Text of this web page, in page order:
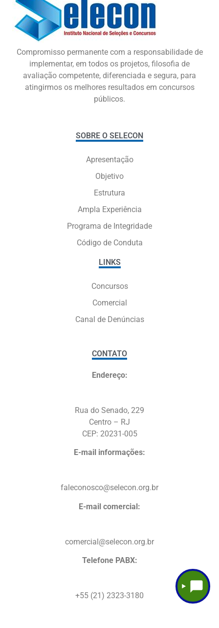
Compromisso permanente com a responsabilidade de
implementar, em todos os projetos, filosofia de
avaliação competente, diferenciada e segura, para
atingirmos os melhores resultados em concursos
públicos.
SOBRE O SELECON
Apresentação
Objetivo
Estrutura
Ampla Experiência
Programa de Integridade
Código de Conduta
LINKS
Concursos
Comercial
Canal de Denúncias
CONTATO
Endereço:
Rua do Senado, 229
Centro – RJ
CEP: 20231-005
E-mail informações:
faleconosco@selecon.org.br
E-mail comercial:
comercial@selecon.org.br
Telefone PABX:
+55 (21) 2323-3180